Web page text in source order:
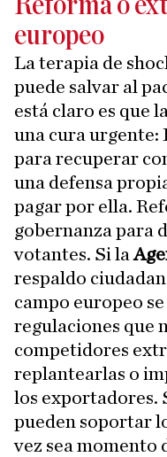
Reforma o
europeo
La terapia de
puede salvar al
está claro es que
una cura urgente:
para recuperar
una defensa
pagar por ella.
gobernanza para
votantes. Si la
respaldo
campo europeo
regulaciones que
competidores
replantearlas o
los exportadores.
pueden soportar
vez sea momento